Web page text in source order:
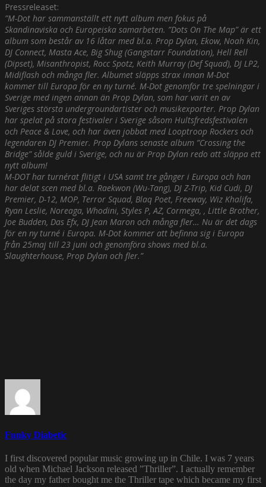
Pressreleaset:
”M-Dot har sammanställt ett nytt album men fokus på
Skandinaviska och Europeiska samarbeten. ”Dots On The Map” är ett
album som består av 16 låtar med bl.a. Prop Dylan, Ekow, Noah Kin,
DJ Connect, Masta Ace, Big Shug (Gangstarr Foundation), Hell Rell
(Dipset), Misanthropist, Rocc Spotz, Keith Murray (Def Squad), DJ LP2,
Midiflash och många fler. Albumet släpps strax innan M-Dot
kommer till Europa för en ny turné. M-Dot genomför tre spelningar i
Sverige med ingen annan än Prop Dylan, som har varit en av
Sveriges största undergroundartister och musikexporter. Prop Dylan
har spelat på stora festivaler i Sverige såsom Hultsfredsfestivalen
och Peace & Love, och har även jobbat med Looptroop Rockers och
legendaren DJ Premier. Prop Dylans senaste album ”Crossing the
Bridge” sålde guld i Sverige, och nu är Prop Dylan redo att släppa ett
nytt album!
M-DOT har turnérat flitigt i USA samt tre gånger i Europa och han
har delat scen med bl.a. Raekwon (Wu-Tang), DJ Z-Trip, Kid Cudi, DJ
Premier, D-12, MOP, Terror Squad, Blaq Poet, Freeway, Wiz Khalifa,
Ryan Leslie, Noreaga, Whodini, Styles P, AZ, Cormega, , Little Brother,
Joe Budden, Das Efx, DJ Jean Maron och många fler… Nu är det dags
för en ny turné i Europa. M-Dot kommer att befinna sig i Europa
från 25maj till 23 juni och genomföra shows med bl.a.
Slaughterhouse, Prop Dylan och fler.”
Funky Diabetic
I first discovered popular music growing up in Chile. I was 7 years
old when Michael Jackson released ”Thriller”. I actually remember
the day my father bought me the Thriller tape which became my first